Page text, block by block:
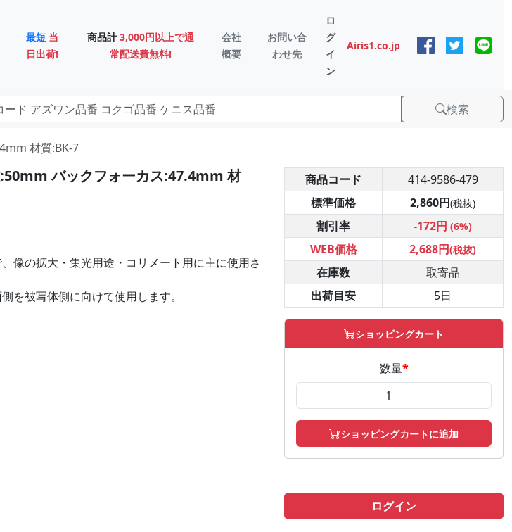
最短 当
日出荷!
商品計 3,000円以上で通
常配送費無料!
会社
概要
お問い合
わせ先
ロ
グ
イ
ン
Airis1.co.jp
検索
材質:BK-7
バックフォーカス:47.4mm 材
像の拡大・集光用途・コリメート用に主に使用さ
を被写体側に向けて使用します。
商品コード
414-9586-479
標準価格
2,860円(税抜)
割引率 -172円 (6%)
WEB価格 2,688円(税抜)
在庫数
取寄品
出荷目安
5日
ショッピングカート
数量*
ショッピングカートに追加
ログイン